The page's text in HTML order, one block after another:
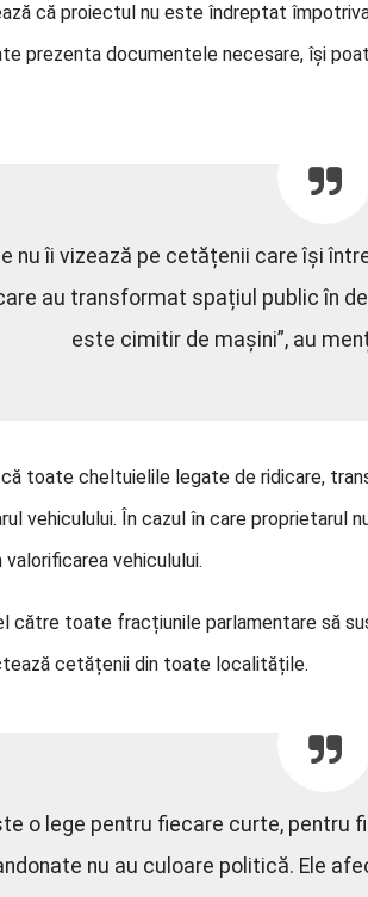
că proiectul nu este îndreptat
prezenta documentele necesare, își
nu îi vizează pe cetățenii care își
au transformat spațiul public în
este cimitir de mașini”, au
toate cheltuielile legate de ridicare,
vehiculului. În cazul în care proprietarul
vehiculului.
către toate fracțiunile parlamentare să
cetățenii din toate localitățile.
o lege pentru fiecare curte, pentru
nu au culoare politică. Ele